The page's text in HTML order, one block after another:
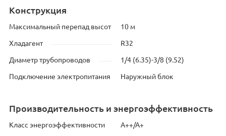
Конструкция
Максимальный перепад высот 10 м
Хладагент R32
Диаметр трубопроводов 1/4 (6.35)-3/8 (9.52)
Подключение электропитания Наружный блок
Производительность и энергоэффективность
Класс энергоэффективности А++/А+